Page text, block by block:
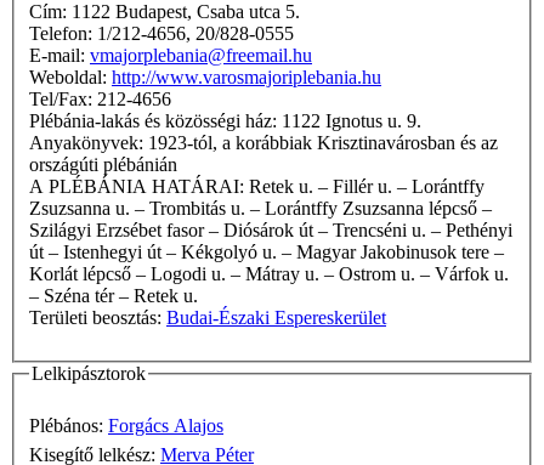
Cím: 1122 Budapest, Csaba utca 5.
Telefon: 1/212-4656, 20/828-0555
E-mail: vmajorplebania@freemail.hu
Weboldal: http://www.varosmajoriplebania.hu
Tel/Fax: 212-4656
Plébánia-lakás és közösségi ház: 1122 Ignotus u. 9.
Anyakönyvek: 1923-tól, a korábbiak Krisztinavárosban és az
országúti plébánián
A PLÉBÁNIA HATÁRAI: Retek u. – Fillér u. – Lorántffy
Zsuzsanna u. – Trombitás u. – Lorántffy Zsuzsanna lépcső –
Szilágyi Erzsébet fasor – Diósárok út – Trencséni u. – Pethényi
út – Istenhegyi út – Kékgolyó u. – Magyar Jakobinusok tere –
Korlát lépcső – Logodi u. – Mátray u. – Ostrom u. – Várfok u.
– Széna tér – Retek u.
Területi beosztás: Budai-Északi Espereskerület
Lelkipásztorok
Plébános: Forgács Alajos
Kisegítő lelkész: Merva Péter